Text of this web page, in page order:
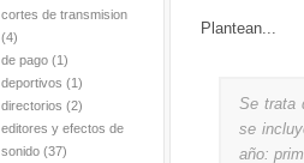
cortes de transmision
(4)
de pago (1)
deportivos (1)
directorios (2)
editores y efectos de
sonido (37)
Plantean...
Se trata
se
año: